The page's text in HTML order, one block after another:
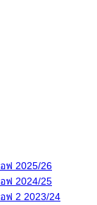
ฟ 2025/26
ฟ 2024/25
ฟ 2 2023/24